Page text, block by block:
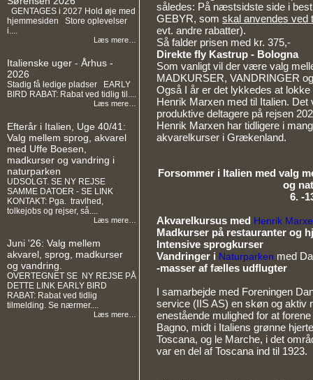
GENTAGES i 2027 Hold øje med
hjemmesiden Store oplevelser
i....
Læs mere…
Italienske uger - Århus -
2026
Stadig få ledige pladser EARLY
BIRD RABAT: Rabat ved tidlig til....
Læs mere…
Efterår i Italien, Uge 40/41:
Valg mellem sprog, akvarel
med Uffe Boesen,
madkurser og vandring i
naturparken
UDSOLGT. SE NY REJSE
SAMME DATOER - SE LINK
KONTAKT: Pga. travlhed,
tolkejobs og rejser, så....
Læs mere…
Juni '26: Valg mellem
akvarel, sprog, madkurser
og vandring.
OVERTEGNET SE NY REJSE PÅ
DETTE LINK EARLY BIRD
RABAT: Rabat ved tidlig
tilmelding. Se nærmer....
Læs mere…
således: På næstsidste side i
GEBYR, som skal anvendes ved
evt. andre rabatter).
Så falder prisen med kr. 375,-
Direkte fly Kastrup - Bologna
Som vanligt vil der være valg
MADKURSER, VANDRINGER
Også I år er det lykkedes at
Henrik Marxen med til Italien.
produktive deltagere på rejsen
Henrik Marxen har tidligere i
akvarelkurser i Grækenland.
Forsommer i Italien med valg
og
6. -
Akvarelkursus med Henrik
Madkurser på restauranter og
Intensive sprogkurser
Vandringer i Naturparken med
-masser af fælles udflugter
I samarbejde med Foreningen
service (IIS AS) en skøn og aktiv
enestående mulighed for at
Bagno, midt i Italiens grønne
Toscana, og le Marche, i det
var en del af Toscana ind til 1923.